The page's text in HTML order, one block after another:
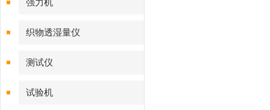
强力机
织物透湿量仪
测试仪
试验机